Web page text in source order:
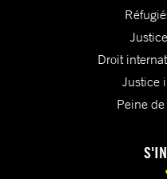
Droit
Justice
Peine